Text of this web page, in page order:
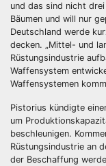
und das sind nicht
Bäumen und will nur
Deutschland werde
decken. „Mittel- und
Rüstungsindustrie
Waffensystem
Waffensystemen
Pistorius kündigte
um
beschleunigen.
Rüstungsindustrie an
der Beschaffung